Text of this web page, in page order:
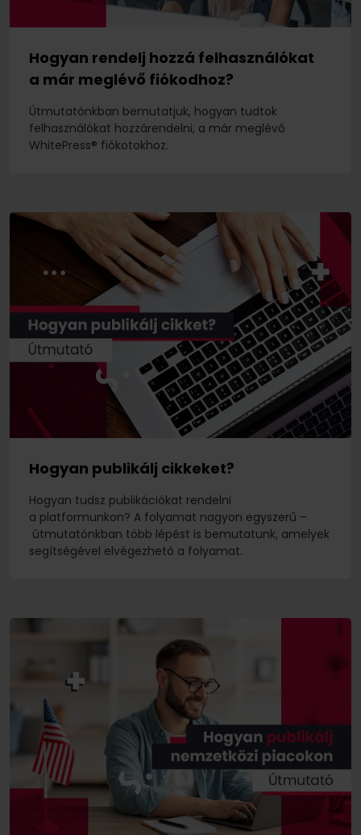
Hogyan rendelj hozzá felhasználókat
a már meglévő fiókodhoz?
Útmutatónkban bemutatjuk, hogyan tudtok
felhasználókat hozzárendelni, a már meglévő
WhitePress® fiókotokhoz.
Hogyan publikálj cikkeket?
Hogyan tudsz publikációkat rendelni
a platformunkon? A folyamat nagyon egyszerű –
útmutatónkban több lépést is bemutatunk, amelyek
segítségével elvégezhető a folyamat.